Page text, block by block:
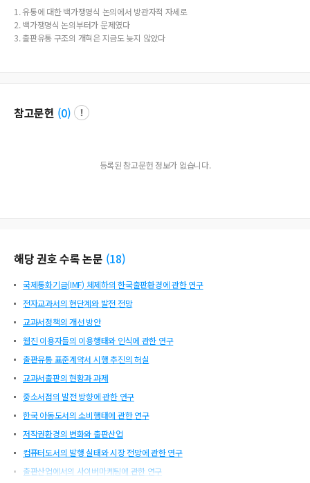
1. 유통에 대한 백가쟁명식 논의에서 방관자적 자세로
2. 백가쟁명식 논의부터가 문제였다
3. 출판유통 구조의 개혁은 지금도 늦지 않았다
참고문헌 (0)
등록된 참고문헌 정보가 없습니다.
해당 권호 수록 논문 (18)
국제통화기금(IMF) 체제하의 한국출판환경에 관한 연구
전자교과서의 현단계와 발전 전망
교과서정책의 개선 방안
웹진 이용자들의 이용행태와 인식에 관한 연구
출판유통 표준계약서 시행 추진의 허실
교과서출판의 현황과 과제
중소서점의 발전 방향에 관한 연구
한국 아동도서의 소비행태에 관한 연구
저작권환경의 변화와 출판산업
컴퓨터도서의 발행 실태와 시장 전망에 관한 연구
출판산업에서의 사이버마케팅에 관한 연구